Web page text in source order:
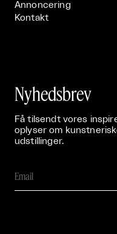
Annoncering
Kontakt
Nyhedsbrev
Få tilsendt vores
oplyser om
udstillinger.